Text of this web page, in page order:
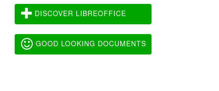
DISCOVER LIBREOFFICE
GOOD LOOKING DOCUMENTS